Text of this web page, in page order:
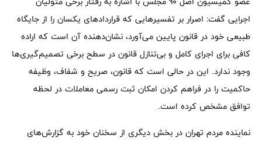
اجرایی گفت: اصرار بر تفسیرهایی که قراردادهای یکسان را از جایگاه
طبیعی خود در قانون پایین می‌آورد، نشان‌دهنده آن است که اراده
کافی برای اجرای کامل و بی‌تنازل قانون در سطح برخی تصمیم‌گیری‌ها
وجود ندارد. این در حالی است که قانون، صریح و شفاف، وظیفه
حاکمیت را در فراهم کردن امکان ثبت رسمی معاملات در لحظه
توافق مشخص کرده است.
نماینده مردم تهران در بخش دیگری از سخنان خود به گزارش‌های